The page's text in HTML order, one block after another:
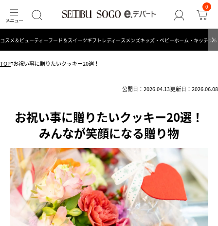
0
コスメ＆ビューティーフード＆スイーツギフト レディース メンズキッズ・ベビーホーム・キッチン
TOP お祝い事に贈りたいクッキー20選！
公開日：2026.04.13更新日：2026.06.08
お祝い事に贈りたいクッキー20選！
みんなが笑顔になる贈り物